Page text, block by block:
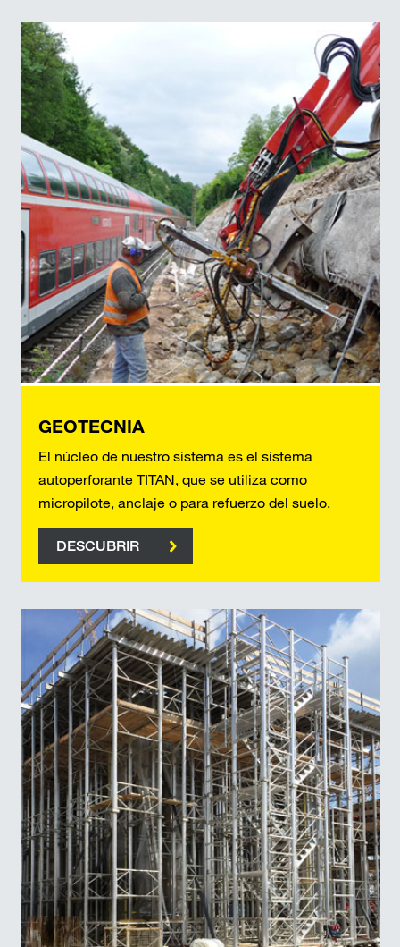
GEOTECNIA
El núcleo de nuestro sistema es el sistema
autoperforante TITAN, que se utiliza como
micropilote, anclaje o para refuerzo del suelo.
DESCUBRIR